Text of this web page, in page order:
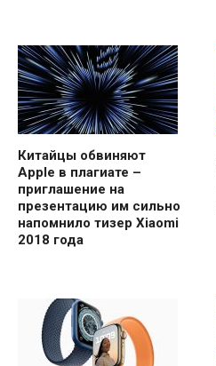
Китайцы обвиняют
Apple в плагиате –
приглашение на
презентацию им сильно
напомнило тизер Xiaomi
2018 года